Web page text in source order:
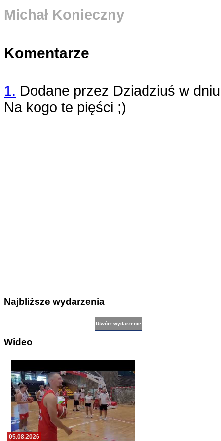
Michał Konieczny
Komentarze
1. Dodane przez Dziadziuś w
Na kogo te pięści ;)
Najbliższe wydarzenia
Wideo
05.08.2026